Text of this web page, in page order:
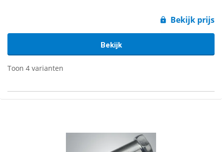
Bekijk prijs
Bekijk
Toon 4 varianten